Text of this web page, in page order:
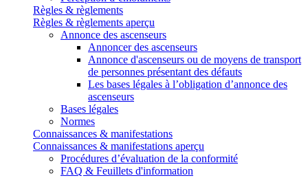
Règles & règlements
Règles & règlements aperçu
Annonce des ascenseurs
Annoncer des ascenseurs
Annonce d'ascenseurs ou de moyens de transport
de personnes présentant des défauts
Les bases légales à l’obligation d’annonce des
ascenseurs
Bases légales
Normes
Connaissances & manifestations
Connaissances & manifestations aperçu
Procédures d’évaluation de la conformité
FAQ & Feuillets d'information